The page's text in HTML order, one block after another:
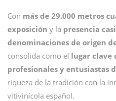
Con más de 29.000 metros
exposición y la presencia
denominaciones de origen
consolida como el lugar clave
profesionales y entusiastas
riqueza de la tradición con la
vitivinícola español.